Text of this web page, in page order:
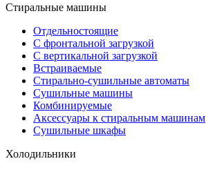
Стиральные машины
Отдельностоящие
С фронтальной загрузкой
С вертикальной загрузкой
Встраиваемые
Стирально-сушильные автоматы
Сушильные машины
Комбинируемые
Аксессуары к стиральным машинам
Сушильные шкафы
Холодильники